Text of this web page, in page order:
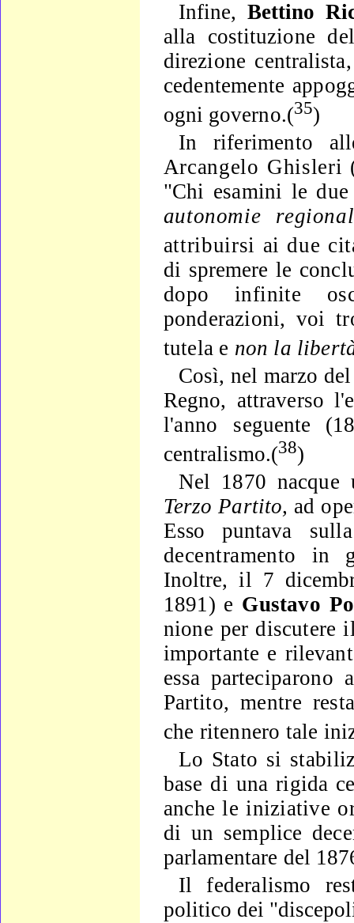
Infine, Bettino
alla costituzione
direzione centra­
cedentemente
ogni governo.(35)
In riferimento
Arcangelo Ghisleri
"Chi esamini le
autonomie
attribuirsi ai due
di spreme­re le
dopo infinite
ponderazioni, voi
tutela e non la
Così, nel marzo
Regno, attraverso
l'anno se­guente
centralismo.(38)
Nel 1870 nacque
Terzo Partito, ad
Esso punta­va
decentramento in
Inoltre, il 7
1891) e Gustavo
nione per
importante e
essa parte­ciparono
Partito, mentre
che ritennero tale ini­
Lo Stato si
base di una rigida
anche le iniziative
di un semplice
parlamentare del
Il federalismo
politico dei